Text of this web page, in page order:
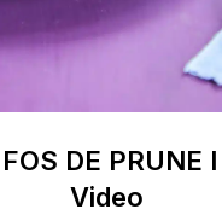
DE PRUNE
Video